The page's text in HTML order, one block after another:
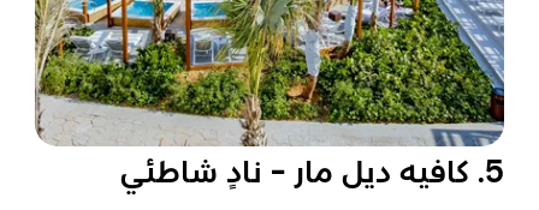
5. كافيه ديل مار - نادٍ شاطئي